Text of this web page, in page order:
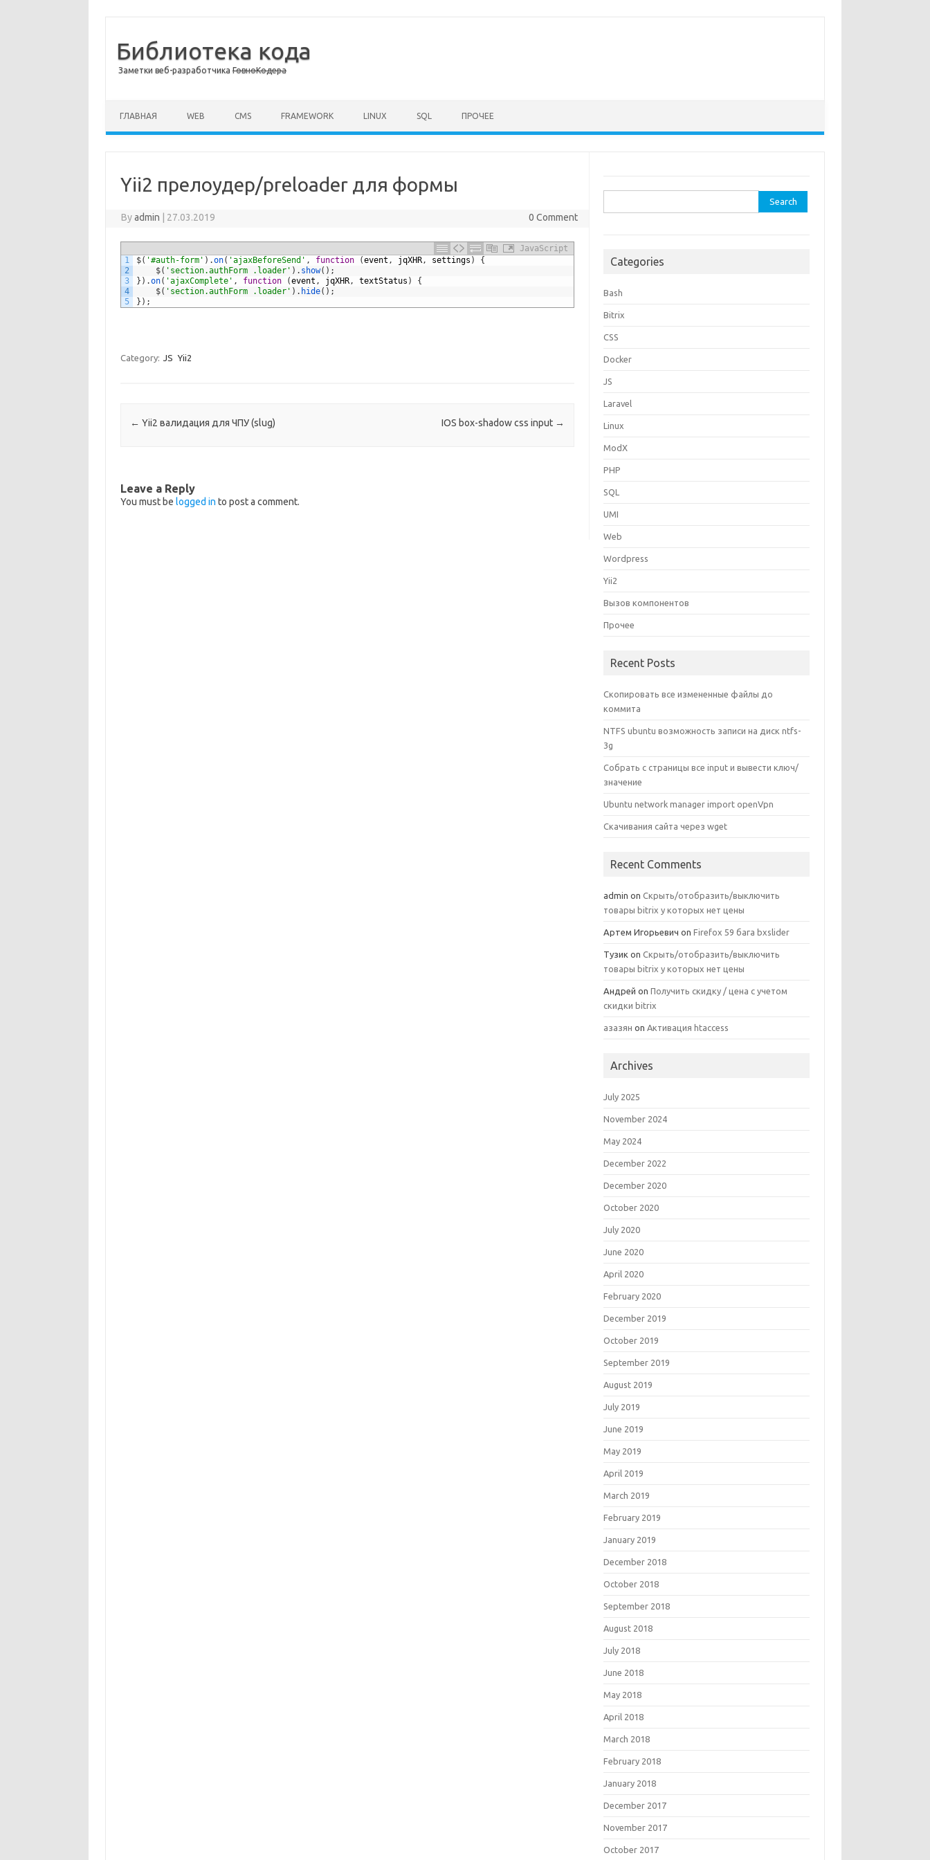
Библиотека кода
Заметки веб-разработчика ГовноКодера
ГЛАВНАЯ WEB CMS FRAMEWORK LINUX SQL ПРОЧЕЕ
Yii2 прелоудер/preloader для формы
Byadmin 27.03.2019 0 Comment
JavaScript
1
2
3
4
5
$( '#auth-form' ) .on( 'ajaxBeforeSend' , function (event , jqXHR, settings )
{
$( 'section.authForm .loader' ) . show( ) ;
} ) .on( 'ajaxComplete' , function (event , jqXHR, textStatus )
{
$( 'section.authForm .loader' ) . hide( ) ;
} ) ;
Category: JS Yii2
Post navigation
← Yii2 валидация для ЧПУ (slug) IOS box-shadow css input →
Leave a Reply
You must be logged in to post a comment.
for:
Categories
Bash
Bitrix
CSS
Docker
JS
Laravel
Linux
ModX
PHP
SQL
UMI
Web
Wordpress
Yii2
Вызов компонентов
Прочее
Recent Posts
Скопировать все измененные файлы до
коммита
NTFS ubuntu возможность записи на диск ntfs-
3g
Собрать с страницы все input и вывести ключ/
значение
Ubuntu network manager import openVpn
Скачивания сайта через wget
Recent Comments
admin onСкрыть/отобразить/выключить
товары bitrix у которых нет цены
Артем Игорьевич onFirefox 59 бага bxslider
Тузик onСкрыть/отобразить/выключить
товары bitrix у которых нет цены
Андрей onПолучить скидку / цена с учетом
скидки bitrix
азазян onАктивация htaccess
Archives
July 2025
November 2024
May 2024
December 2022
December 2020
October 2020
July 2020
June 2020
April 2020
February 2020
December 2019
October 2019
September 2019
August 2019
July 2019
June 2019
May 2019
April 2019
March 2019
February 2019
January 2019
December 2018
October 2018
September 2018
August 2018
July 2018
June 2018
May 2018
April 2018
March 2018
February 2018
January 2018
December 2017
November 2017
October 2017